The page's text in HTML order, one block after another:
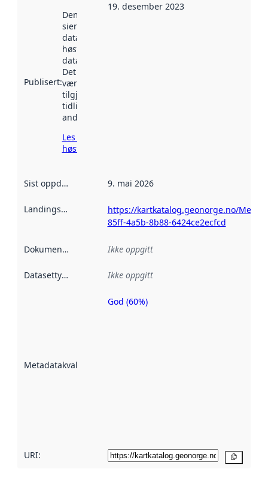
Publisert:
Denne datoen
sier når
datasettet ble
høstet av
data.norge.no.
Det kan ha
vært
tilgjengelig
tidligere
andre steder.
Les mer om
høsting her
19. desember 2023
Sist oppdatert 9. mai 2026
Landingsside
https://kartkatalog.geonorge.no/
85ff-4a5b-8b88-6424ce2ecfcd
Dokumentasjon Ikke oppgitt
Datasettype Ikke oppgitt
Metadatakvalitet
Metadatakvalitet
God (60%)
URI: